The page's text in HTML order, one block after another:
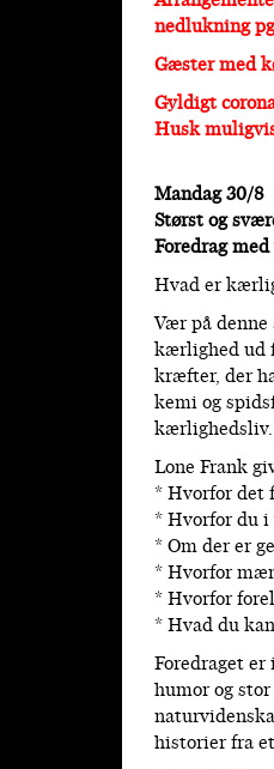
nedlukning
Gæster med
Gyldigt
Husk
Mandag 30/8
Størst og
Foredrag
Hvad er
Vær på denne
kærlighed ud
kræfter, der
kemi og
kærlighedsliv.
Lone Frank
* Hvorfor det
* Hvorfor du i
* Om der er
* Hvorfor
* Hvorfor
* Hvad du
Foredraget
humor og
historier fra